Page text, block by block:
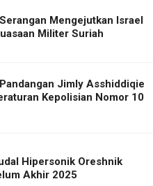
Serangan Mengejutkan Israel
Militer Suriah
Jimly Asshiddiqie
Kepolisian Nomor 10
Hipersonik Oreshnik
Akhir 2025